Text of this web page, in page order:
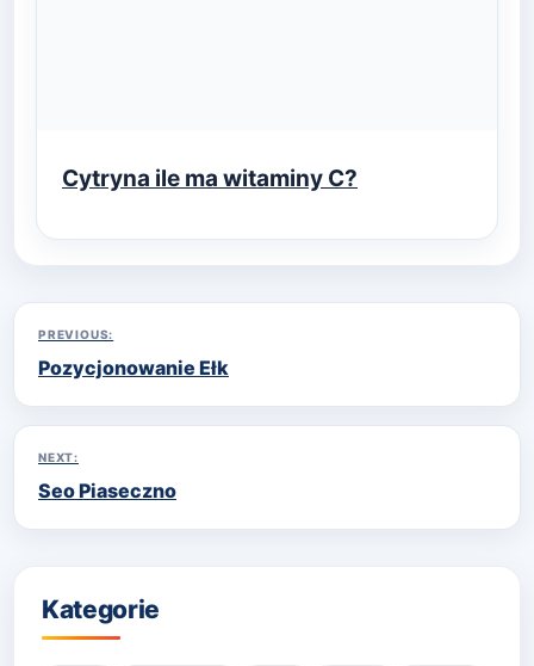
Cytryna ile ma witaminy C?
Nawigacja
wpisu
PREVIOUS:
Pozycjonowanie Ełk
NEXT:
Seo Piaseczno
Kategorie